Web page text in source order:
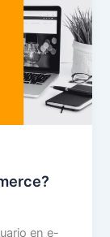
en e-